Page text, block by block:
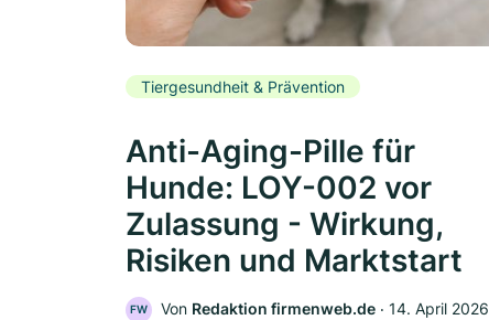
Tiergesundheit & Prävention
Anti-Aging-Pille für
Hunde: LOY-002 vor
Zulassung - Wirkung,
Risiken und Marktstart
FW Von Redaktion firmenweb.de ‧ 14. April 2026